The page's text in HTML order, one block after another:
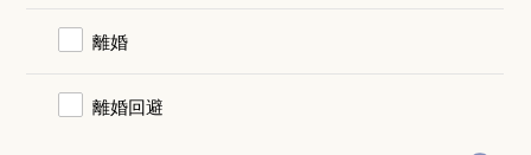
離婚
離婚回避